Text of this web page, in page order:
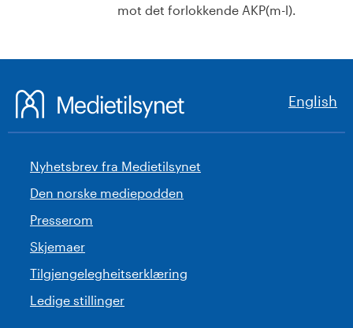
mot det forlokkende AKP(m-l).
English
Nyhetsbrev fra Medietilsynet
Den norske mediepodden
Presserom
Skjemaer
Tilgjengelegheitserklæring
Ledige stillinger